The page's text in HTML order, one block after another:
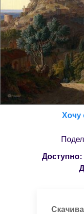
Хочу